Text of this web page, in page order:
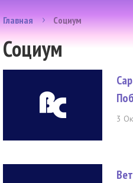
Главная Социум
Социум
3